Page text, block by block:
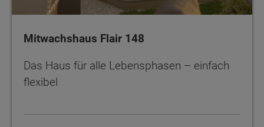
Mitwachshaus Flair 148
Das Haus für alle Lebensphasen – einfach
flexibel